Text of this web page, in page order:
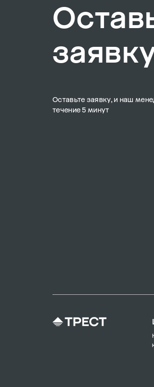
Оставьте заявку, и наш
течение 5 минут